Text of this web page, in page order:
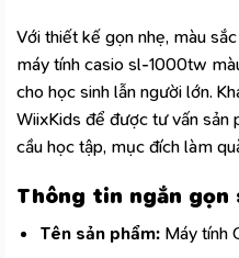
Với thiết kế gọn nhẹ, màu
máy tính casio sl-1000tw
cho học sinh lẫn người lớn.
WiixKids để được tư vấn sản
cầu học tập, mục đích làm
Thông tin ngắn gọn
Tên sản phẩm:Máy tính